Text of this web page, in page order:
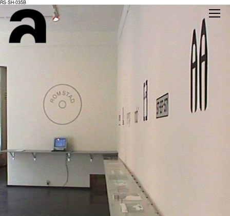
RS-SH-035B